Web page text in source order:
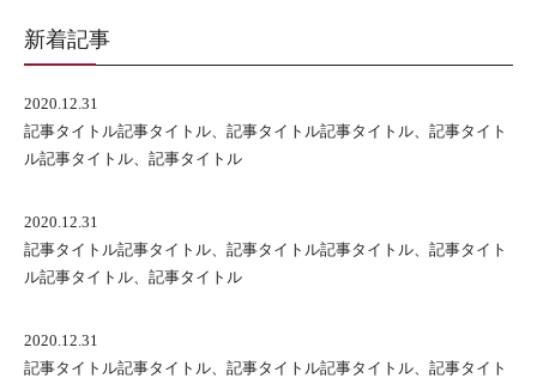
新着記事
2020.12.31
記事タイトル記事タイトル、記事タイトル記事タイトル、記事タイト
ル記事タイトル、記事タイトル
2020.12.31
記事タイトル記事タイトル、記事タイトル記事タイトル、記事タイト
ル記事タイトル、記事タイトル
2020.12.31
記事タイトル記事タイトル、記事タイトル記事タイトル、記事タイト